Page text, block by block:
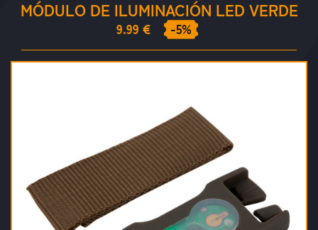
MÓDULO DE ILUMINACIÓN LED VERDE
9.99 € -5%